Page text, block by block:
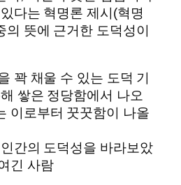
다는 혁명론 제시(혁명
뜻에 근거한 도덕성이
꽉 채울 수 있는 도덕 기
쌓은 정당함에서 나오
이로부터 꿋꿋함이 나올
간의 도덕성을 바라보았
긴 사람